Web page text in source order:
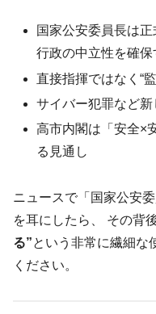
国家公安委員長は
行政の中立性を確
直接指揮ではなく“
サイバー犯罪など
高市内閣は「安全×
る見通し
ニュースで「国家公安
を耳にしたら、 その背
る”という非常に繊細な
ください。